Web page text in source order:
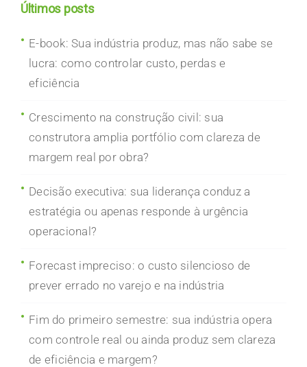
Últimos posts
E-book: Sua indústria produz, mas não sabe se
lucra: como controlar custo, perdas e
eficiência
Crescimento na construção civil: sua
construtora amplia portfólio com clareza de
margem real por obra?
Decisão executiva: sua liderança conduz a
estratégia ou apenas responde à urgência
operacional?
Forecast impreciso: o custo silencioso de
prever errado no varejo e na indústria
Fim do primeiro semestre: sua indústria opera
com controle real ou ainda produz sem clareza
de eficiência e margem?